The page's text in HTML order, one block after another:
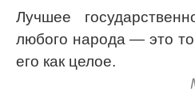
Лучшее
любого народа — это
его как целое.